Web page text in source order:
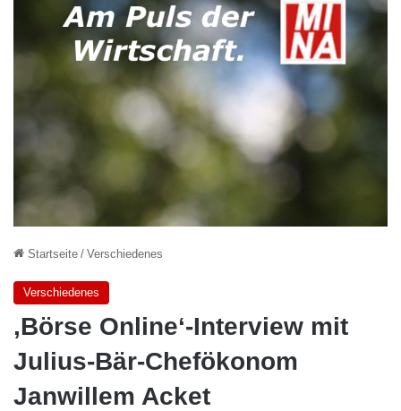
Startseite / Verschiedenes
Verschiedenes
‚Börse Online‘-Interview mit
Julius-Bär-Chefökonom
Janwillem Acket